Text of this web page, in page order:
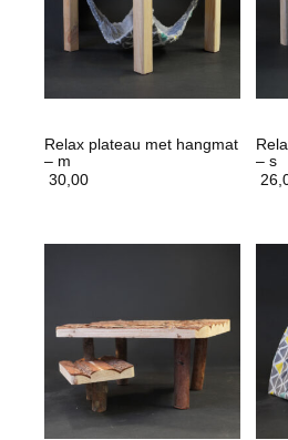
Relax plateau met hangmat
– m
30,00
– s